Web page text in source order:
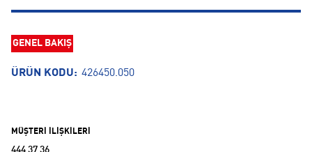
GENEL BAKIŞ
ÜRÜN KODU: 426450.050
MÜŞTERİ İLİŞKİLERİ
444 37 36